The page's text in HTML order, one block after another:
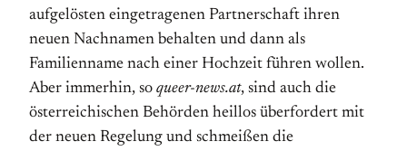
aufgelösten eingetragenen Partnerschaft ihren
neuen Nachnamen behalten und dann als
Familienname nach einer Hochzeit führen wollen.
Aber immerhin, so queer-news.at, sind auch die
österreichischen Behörden heillos überfordert mit
der neuen Regelung und schmeißen die